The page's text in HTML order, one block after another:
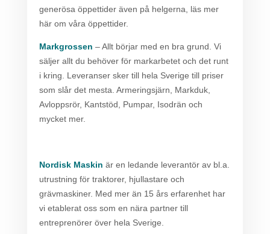
generösa öppettider även på helgerna, läs mer
här om våra öppettider.
Markgrossen – Allt börjar med en bra grund. Vi
säljer allt du behöver för markarbetet och det runt
i kring. Leveranser sker till hela Sverige till priser
som slår det mesta. Armeringsjärn, Markduk,
Avloppsrör, Kantstöd, Pumpar, Isodrän och
mycket mer.
Nordisk Maskin är en ledande leverantör av bl.a.
utrustning för traktorer, hjullastare och
grävmaskiner. Med mer än 15 års erfarenhet har
vi etablerat oss som en nära partner till
entreprenörer över hela Sverige.